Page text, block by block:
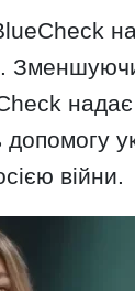
надає
допомогу
війни.